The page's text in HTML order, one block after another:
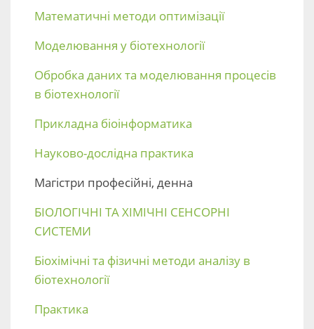
Математичні методи оптимізації
Моделювання у біотехнології
Обробка даних та моделювання процесів
в біотехнології
Прикладна біоінформатика
Науково-дослідна практика
Магістри професійні, денна
БІОЛОГІЧНІ ТА ХІМІЧНІ СЕНСОРНІ
СИСТЕМИ
Біохімічні та фізичні методи аналізу в
біотехнології
Практика